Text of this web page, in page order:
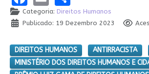
Categoria: Direitos Humanos
Publicado: 19 Dezembro 2023
DIREITOS HUMANOS ANTIRRACISTA
MINISTÉRIO DOS DIREITOS HUMANOS E